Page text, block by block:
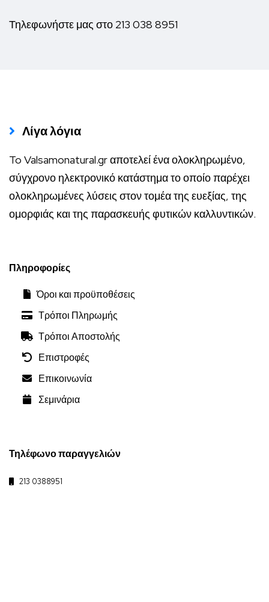
Τηλεφωνήστε μας στο 213 038 8951
Λίγα λόγια
To Valsamonatural.gr αποτελεί ένα ολοκληρωμένο,
σύγχρονο ηλεκτρονικό κατάστημα το οποίο παρέχει
ολοκληρωμένες λύσεις στον τομέα της ευεξίας, της
ομορφιάς και της παρασκευής φυτικών καλλυντικών.
Πληροφορίες
Όροι και προϋποθέσεις
Τρόποι Πληρωμής
Τρόποι Αποστολής
Επιστροφές
Επικοινωνία
Σεμινάρια
Τηλέφωνο παραγγελιών
213 0388951